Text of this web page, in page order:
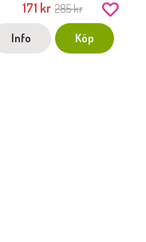
171 kr 285 kr
Info Köp